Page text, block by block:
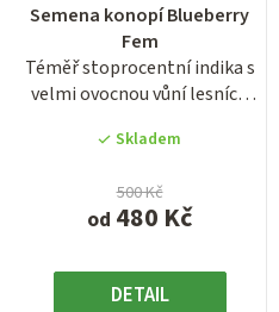
Semena konopí Blueberry
Fem
Téměř stoprocentní indika s
velmi ovocnou vůní lesních
Skladem
od 480 Kč
500 Kč
DETAIL
produktu
je
3,9
z
hvězdiček.